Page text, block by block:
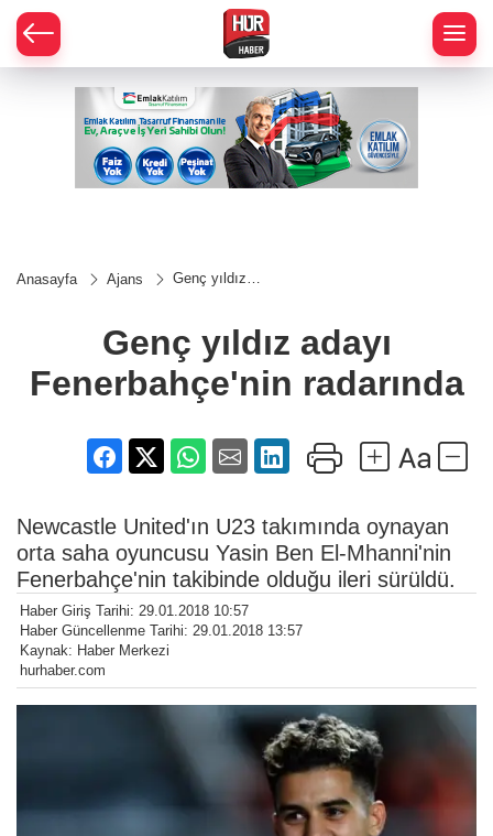
Anasayfa Ajans
Genç yıldız
Genç yıldız adayı
Fenerbahçe'nin radarında
Newcastle United'ın U23 takımında oynayan
orta saha oyuncusu Yasin Ben El-Mhanni'nin
Fenerbahçe'nin takibinde olduğu ileri sürüldü.
Haber Giriş Tarihi: 29.01.2018 10:57
Haber Güncellenme Tarihi: 29.01.2018 13:57
Kaynak: Haber Merkezi
hurhaber.com